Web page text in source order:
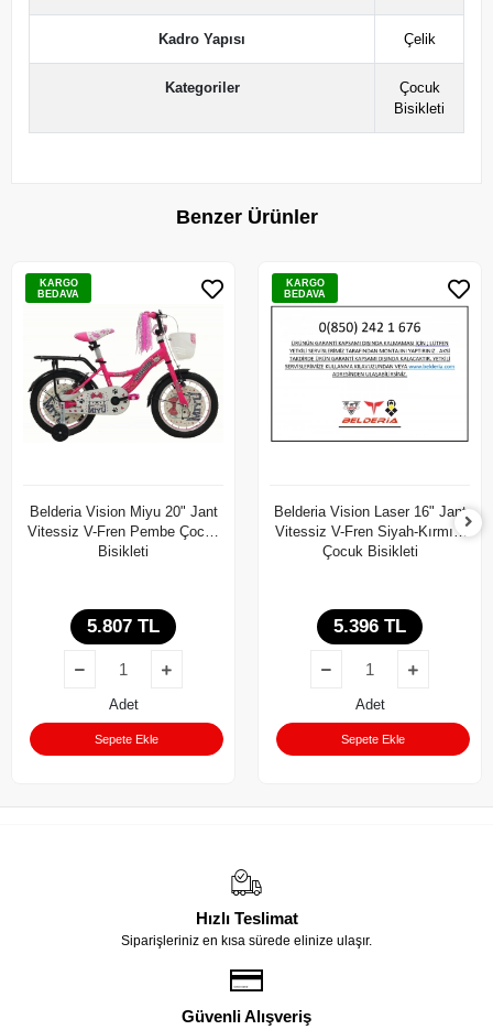
Kadro Yapısı Çelik
Kategoriler
Çocuk
Bisikleti
Benzer Ürünler
KARGO
BEDAVA
Belderia Vision Miyu 20" Jant
Vitessiz V-Fren Pembe Çocuk
Bisikleti
5.807 TL
Adet
Sepete Ekle
KARGO
BEDAVA
Belderia Vision Laser 16" Jant
Vitessiz V-Fren Siyah-Kırmızı
Çocuk Bisikleti
5.396 TL
Adet
Sepete Ekle
Hızlı Teslimat
Siparişleriniz en kısa sürede elinize ulaşır.
Güvenli Alışveriş